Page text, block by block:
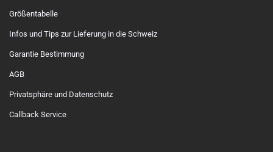
Größentabelle
Infos und Tips zur Lieferung in die Schweiz
Garantie Bestimmung
AGB
Privatsphäre und Datenschutz
Callback Service